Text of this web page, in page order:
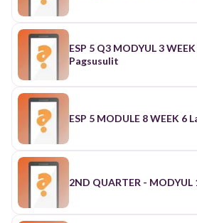
ESP 5 Q3 MODYUL 3 WEEK 2 Lagumang
Pagsusulit
ESP
2ND QUARTER - MODYUL